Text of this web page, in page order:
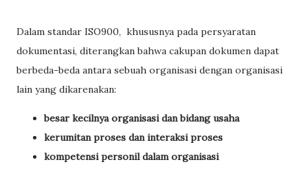
Dalam standar ISO900, khususnya pada persyaratan
dokumentasi, diterangkan bahwa cakupan dokumen dapat
berbeda-beda antara sebuah organisasi dengan organisasi
lain yang dikarenakan:
besar kecilnya organisasi dan bidang usaha
kerumitan proses dan interaksi proses
kompetensi personil dalam organisasi